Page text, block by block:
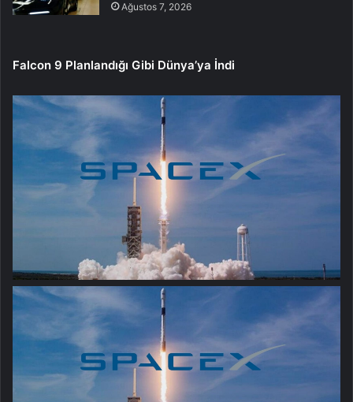
Ağustos 7, 2026
Falcon 9 Planlandığı Gibi Dünya’ya İndi